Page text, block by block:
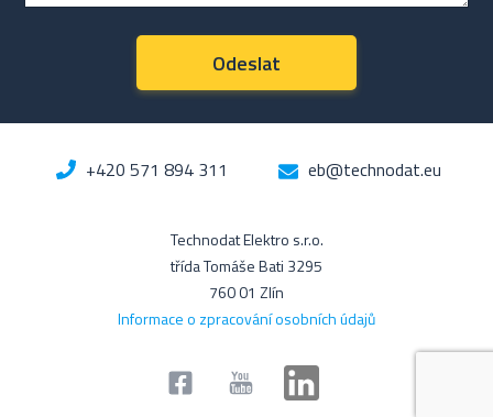
+420 571 894 311 eb@technodat.eu
Technodat Elektro s.r.o.
třída Tomáše Bati 3295
760 01 Zlín
Informace o zpracování osobních údajů